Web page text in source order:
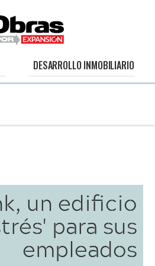
DESARROLLO INMOBILIARIO
un edificio
para sus
empleados